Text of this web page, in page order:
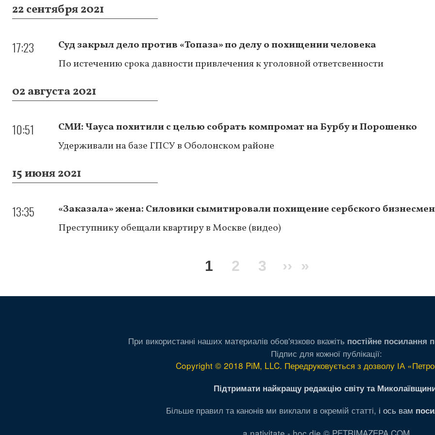
22 сентября 2021
17:23
Суд закрыл дело против «Топаза» по делу о похищении человека
По истечению срока давности привлечения к уголовной ответсвенности
02 августа 2021
10:51
СМИ: Чауса похитили с целью собрать компромат на Бурбу и Порошенко
Удерживали на базе ГПСУ в Оболонском районе
15 июня 2021
13:35
«Заказала» жена: Силовики сымитировали похищение сербского
Преступнику обещали квартиру в Москве (видео)
Текущая
1 Page
2 Page
3
Следующая
››
Последняя
»
При використанні наших материалів обов'язково вкажіть постійне посилання
Підпис для кожної публікації:
Copyright © 2018 PiM, LLC. Передруковується з дозволу ІА
Підтримати найкращу редакцію світу та
Більше правил та канонів ми виклали в окремій статті, і ось вам